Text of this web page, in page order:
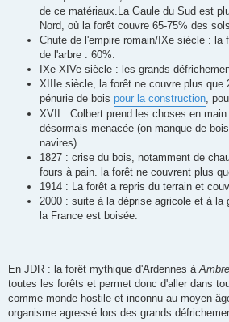
de ce matériaux.La Gaule du Sud est
Nord, où la forêt couvre 65-75% des
Chute de l'empire romain/IXe siècle : la
de l'arbre : 60%.
IXe-XIVe siècle : les grands
XIIIe siècle, la forêt ne couvre plus que
pénurie de bois pour la construction,
XVII : Colbert prend les choses en
désormais menacée (on manque de
navires).
1827 : crise du bois, notamment de
fours à pain. la forêt ne couvrent plus
1914 : La forêt a repris du terrain et
2000 : suite à la déprise agricole et à la
la France est boisée.
En JDR : la forêt mythique d'Ardennes à Ambre
toutes les forêts et permet donc d'aller dans
comme monde hostile et inconnu au moyen-
organisme agressé lors des grands